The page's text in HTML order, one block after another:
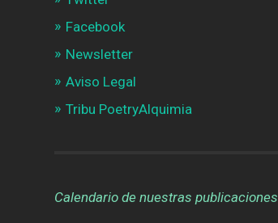
Facebook
Newsletter
Aviso Legal
Tribu PoetryAlquimia
Calendario de nuestras publicaciones